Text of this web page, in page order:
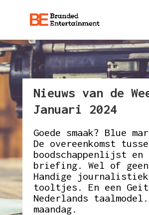
Nieuws van de
Januari 2024
Goede smaak? Blue
De overeenkomst
boodschappenlijst en
briefing. Wel of geen
Handige
tooltjes. En een
Nederlands
maandag.